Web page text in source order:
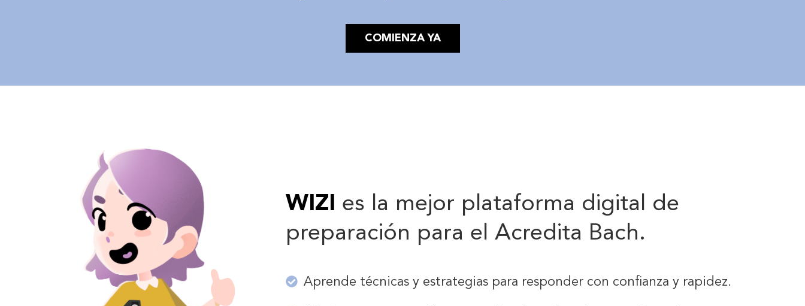
COMIENZA YA
WIZI es la mejor plataforma digital de
preparación para el Acredita Bach.
Aprende técnicas y estrategias para responder con confianza y rapidez.